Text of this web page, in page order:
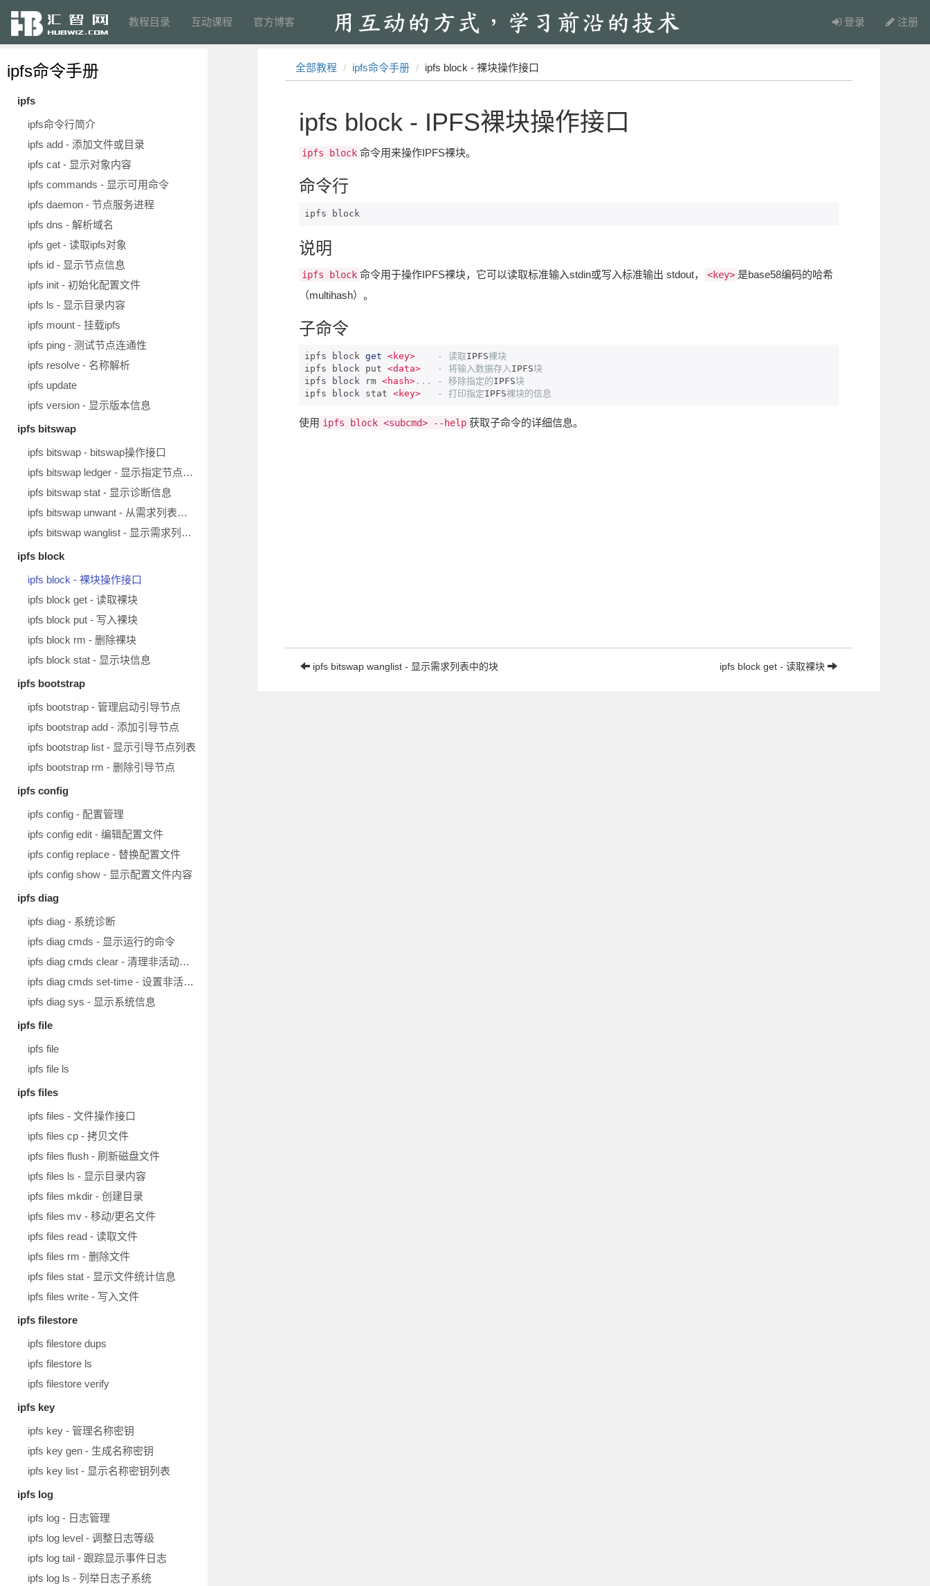
教程目录 互动课程 官方博客 登录 注册
ipfs命令手册
ipfs
ipfs命令行简介
ipfs add - 添加文件或目录
ipfs cat - 显示对象内容
ipfs commands - 显示可用命令
ipfs daemon - 节点服务进程
ipfs dns - 解析域名
ipfs get - 读取ipfs对象
ipfs id - 显示节点信息
ipfs init - 初始化配置文件
ipfs ls - 显示目录内容
ipfs mount - 挂载ipfs
ipfs ping - 测试节点连通性
ipfs resolve - 名称解析
ipfs update
ipfs version - 显示版本信息
ipfs bitswap
ipfs bitswap - bitswap操作接口
ipfs bitswap ledger - 显示指定节点的账本
ipfs bitswap stat - 显示诊断信息
ipfs bitswap unwant - 从需求列表移除块
ipfs bitswap wanglist - 显示需求列表中的块
ipfs block
ipfs block - 裸块操作接口
ipfs block get - 读取裸块
ipfs block put - 写入裸块
ipfs block rm - 删除裸块
ipfs block stat - 显示块信息
ipfs bootstrap
ipfs bootstrap - 管理启动引导节点
ipfs bootstrap add - 添加引导节点
ipfs bootstrap list - 显示引导节点列表
ipfs bootstrap rm - 删除引导节点
ipfs config
ipfs config - 配置管理
ipfs config edit - 编辑配置文件
ipfs config replace - 替换配置文件
ipfs config show - 显示配置文件内容
ipfs diag
ipfs diag - 系统诊断
ipfs diag cmds - 显示运行的命令
ipfs diag cmds clear - 清理非活动请求
ipfs diag cmds set-time - 设置非活动请求的保存时长
ipfs diag sys - 显示系统信息
ipfs file
ipfs file
ipfs file ls
ipfs files
ipfs files - 文件操作接口
ipfs files cp - 拷贝文件
ipfs files flush - 刷新磁盘文件
ipfs files ls - 显示目录内容
ipfs files mkdir - 创建目录
ipfs files mv - 移动/更名文件
ipfs files read - 读取文件
ipfs files rm - 删除文件
ipfs files stat - 显示文件统计信息
ipfs files write - 写入文件
ipfs filestore
ipfs filestore dups
ipfs filestore ls
ipfs filestore verify
ipfs key
ipfs key - 管理名称密钥
ipfs key gen - 生成名称密钥
ipfs key list - 显示名称密钥列表
ipfs log
ipfs log - 日志管理
ipfs log level - 调整日志等级
ipfs log tail - 跟踪显示事件日志
ipfs log ls - 列举日志子系统
全部教程 ipfs命令手册 ipfs block - 裸块操作接口
ipfs block - IPFS裸块操作接口
ipfs block 命令用来操作IPFS裸块。
命令行
ipfs block
说明
ipfs block 命令用于操作IPFS裸块，它可以读取标准输入stdin或写入标准输出 stdout， <key> 是base58编码的哈希
（multihash）。
子命令
ipfs block get <key> - 读取IPFS裸块
ipfs block put <data> - 将输入数据存入IPFS块
ipfs block rm <hash> ... - 移除指定的IPFS块
ipfs block stat <key> - 打印指定IPFS裸块的信息
使用 ipfs block <subcmd> --help 获取子命令的详细信息。
ipfs bitswap wanglist - 显示需求列表中的块 ipfs block get - 读取裸块